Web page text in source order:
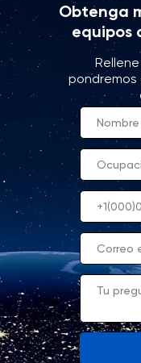
Obtenga
equipos